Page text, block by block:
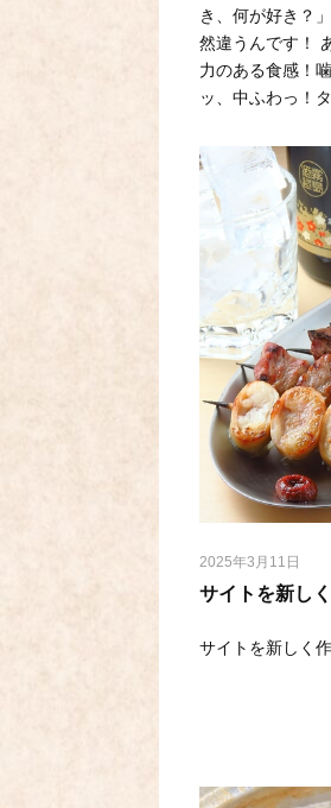
き、何が好き？
然違うんです！
力のある食感！
ッ、中ふわっ！
2025年3月11日
サイトを新し
サイトを新しく